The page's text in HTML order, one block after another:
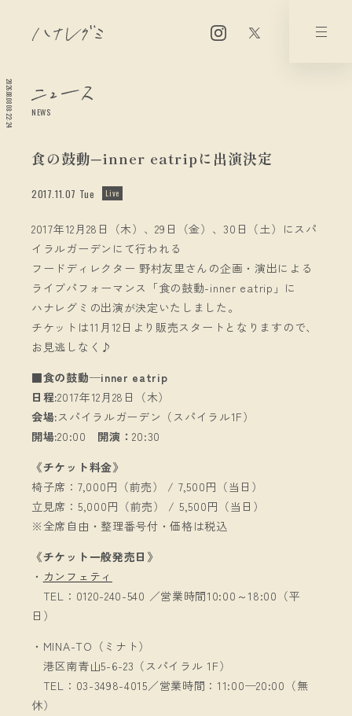
2026.08.08 08:22:24 NEWS
食の鼓動─inner eatripに出演決定
2017.11.07 Tue Live
2017年12月28日（木）、29日（金）、30日（土）にスパ
イラルガーデンにて行われる
フードディレクター 野村友里さんの企画・演出による
ライブパフォーマンス「食の鼓動-inner eatrip」に
ハナレグミの出演が決定いたしました。
チケットは11月12日より販売スタートとなりますので、
お見逃しなく♪
■食の鼓動─inner eatrip
日程:2017年12月28日（木）
会場:スパイラルガーデン（スパイラル1F）
開場:20:00 開演：20:30
《チケット料金》
椅子席：7,000円（前売） / 7,500円（当日）
立見席：5,000円（前売） / 5,500円（当日）
※全席自由・整理番号付・価格は税込
《チケット一般発売日》
・ カンフェティ
TEL：0120-240-540 ／営業時間10:00～18:00（平
日）
・MINA-TO（ミナト）
港区南青山5-6-23（スパイラル 1F）
TEL：03-3498-4015／営業時間：11:00─20:00（無
休）